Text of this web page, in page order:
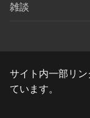
雑談
サイト内一部リ
ています。